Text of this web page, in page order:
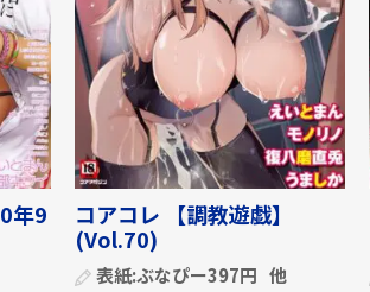
年9
コアコレ 【調教遊戯】
(Vol.70)
表紙:ぶなぴー397円 他